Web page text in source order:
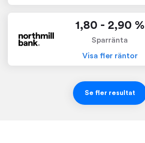
1,80 - 2,90 %
Sparränta
Visa fler räntor
Se fler resultat